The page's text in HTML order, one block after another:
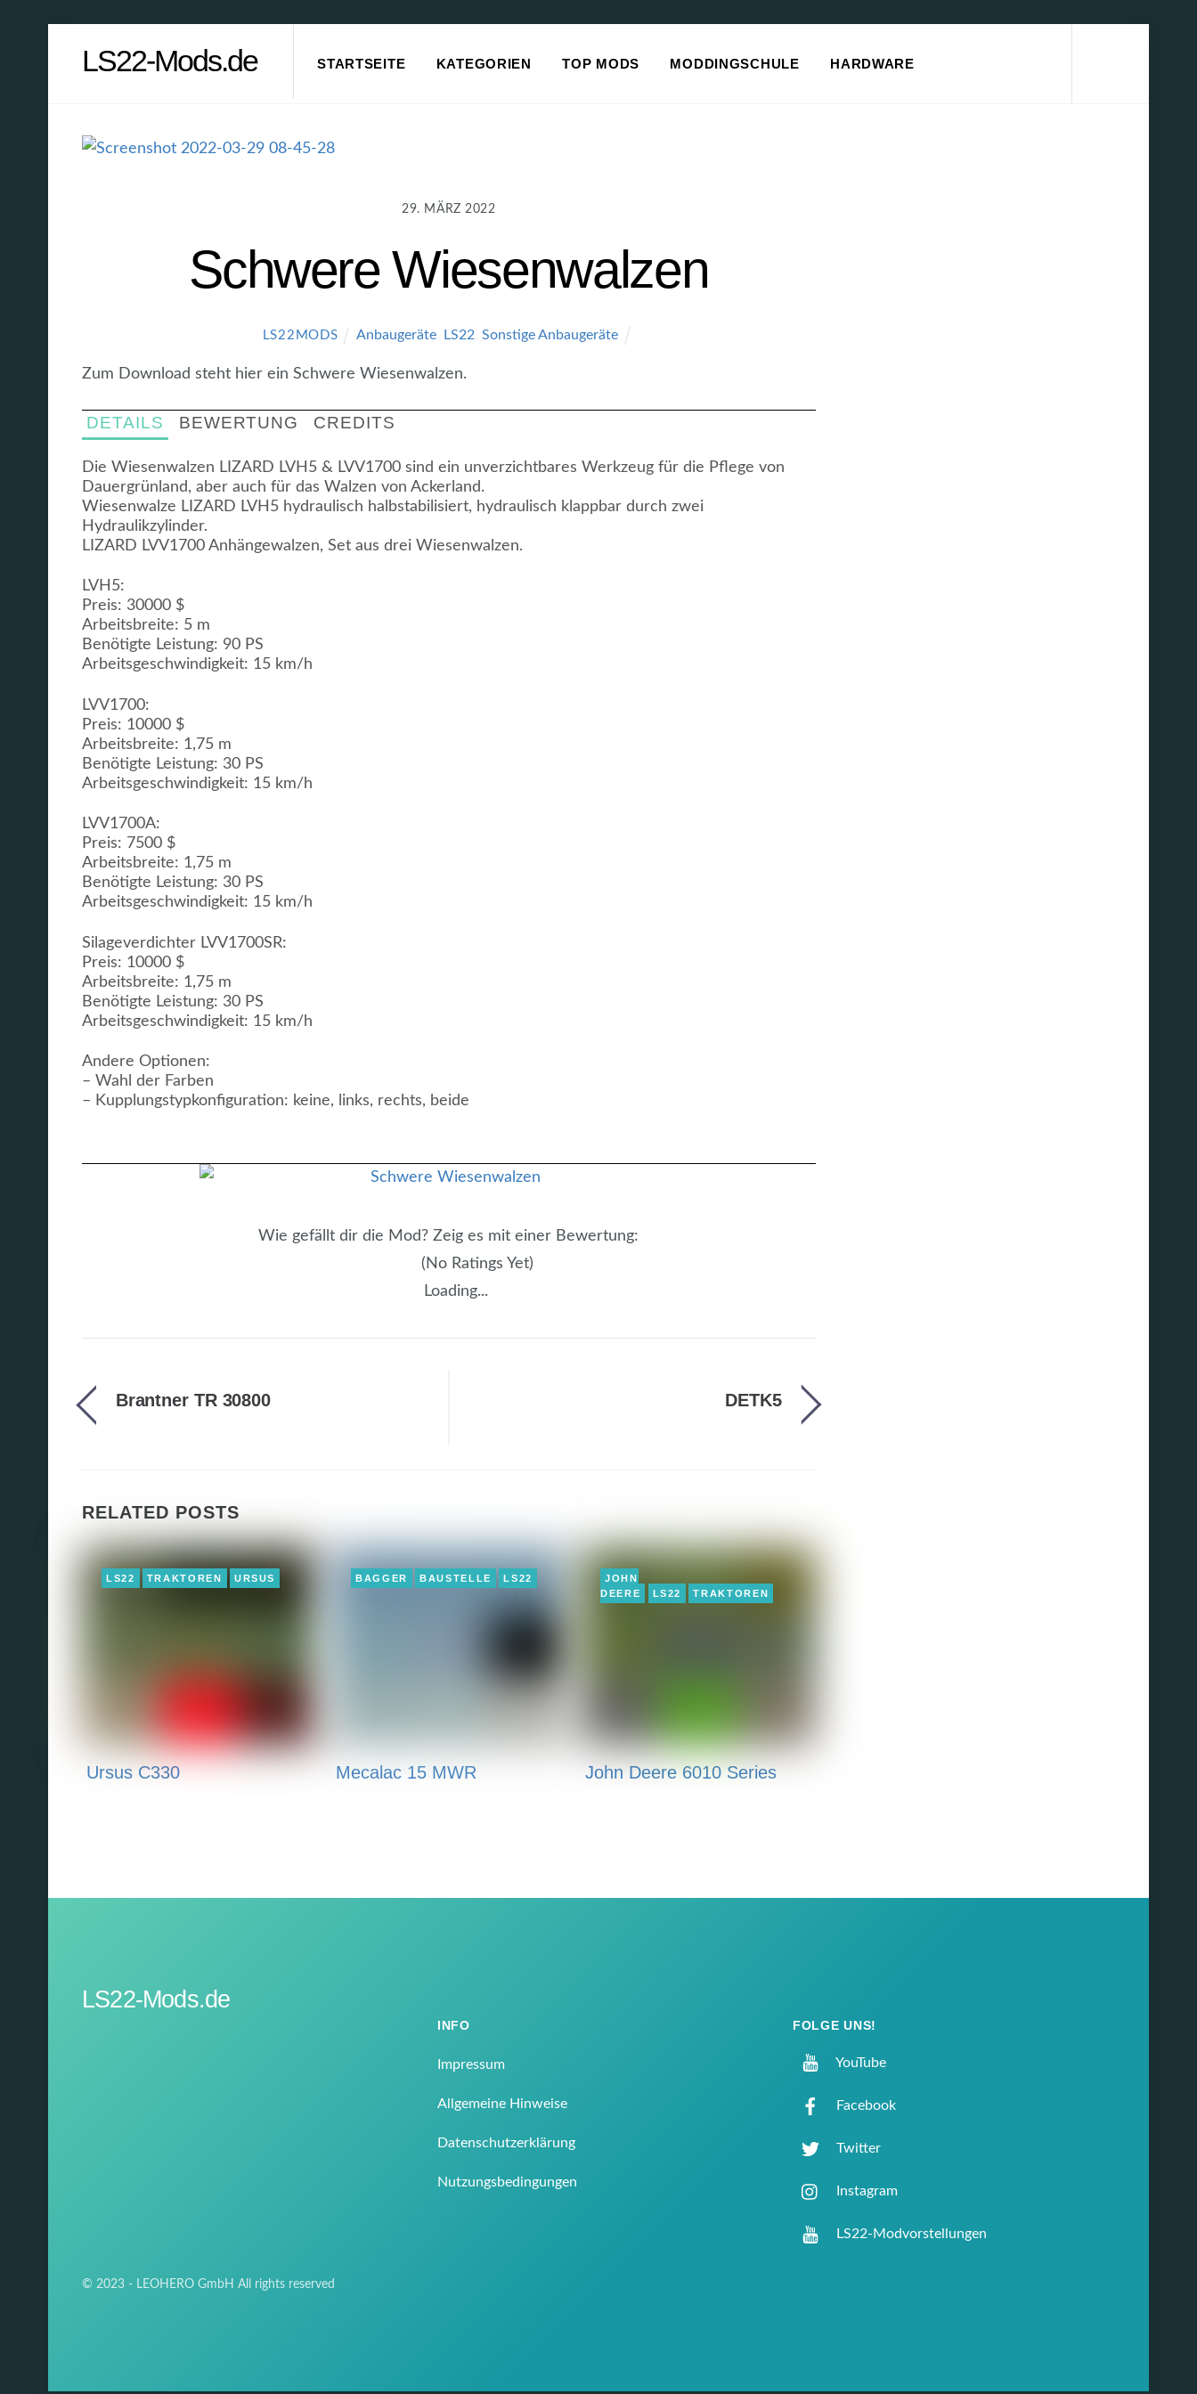
LS22-Mods.de STARTSEITE KATEGORIEN TOP MODS MODDINGSCHULE HARDWARE
29. MÄRZ 2022
Schwere Wiesenwalzen
LS22MODS Anbaugeräte, LS22 Sonstige Anbaugeräte
Zum Download steht hier ein Schwere Wiesenwalzen.
DETAILS BEWERTUNG CREDITS
Die Wiesenwalzen LIZARD LVH5 & LVV1700 sind ein unverzichtbares Werkzeug für die Pflege von
Dauergrünland, aber auch für das Walzen von Ackerland.
Wiesenwalze LIZARD LVH5 hydraulisch halbstabilisiert, hydraulisch klappbar durch zwei
Hydraulikzylinder.
LIZARD LVV1700 Anhängewalzen, Set aus drei Wiesenwalzen.
LVH5:
Preis: 30000 $
Arbeitsbreite: 5 m
Benötigte Leistung: 90 PS
Arbeitsgeschwindigkeit: 15 km/h
LVV1700:
Preis: 10000 $
Arbeitsbreite: 1,75 m
Benötigte Leistung: 30 PS
Arbeitsgeschwindigkeit: 15 km/h
LVV1700A:
Preis: 7500 $
Arbeitsbreite: 1,75 m
Benötigte Leistung: 30 PS
Arbeitsgeschwindigkeit: 15 km/h
Silageverdichter LVV1700SR:
Preis: 10000 $
Arbeitsbreite: 1,75 m
Benötigte Leistung: 30 PS
Arbeitsgeschwindigkeit: 15 km/h
Andere Optionen:
– Wahl der Farben
– Kupplungstypkonfiguration: keine, links, rechts, beide
Wie gefällt dir die Mod? Zeig es mit einer Bewertung:
(No Ratings Yet)
Loading...
Brantner TR 30800 DETK5
RELATED POSTS
LS22 TRAKTOREN URSUS
Ursus C330
BAGGER BAUSTELLE LS22
Mecalac 15 MWR
JOHN
DEERE
LS22 TRAKTOREN
John Deere 6010 Series
LS22-Mods.de
INFO
Impressum
Allgemeine Hinweise
Datenschutzerklärung
Nutzungsbedingungen
FOLGE UNS!
YouTube
Facebook
Twitter
Instagram
LS22-Modvorstellungen
© 2023 - LEOHERO GmbH All rights reserved